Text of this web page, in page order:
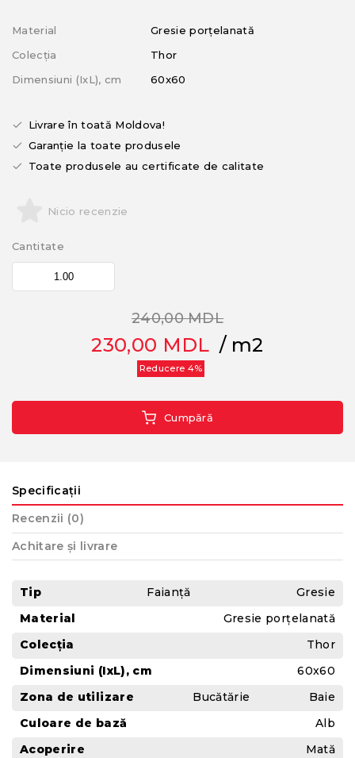
Material
Gresie porțelanată
Colecția
Thor
Dimensiuni (IxL), cm
60x60
Livrare în toată Moldova!
Garanție la toate produsele
Toate produsele au certificate de calitate
Nicio recenzie
Cantitate
Reducere 4%
240,00 MDL
230,00 MDL / m2
Cumpără
Specificații
Recenzii (0)
Achitare și livrare
Tip Faianță
Gresie
Material
Gresie porțelanată
Colecția
Thor
Dimensiuni (IxL), cm
60x60
Zona de utilizare
Bucătărie
Baie
Culoare de bază
Alb
Acoperire
Mată